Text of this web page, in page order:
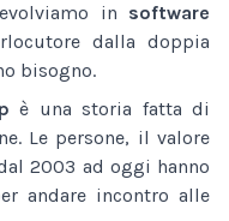
in software
dalla doppia
bisogno.
è una storia fatta di
Le persone, il valore
2003 ad oggi hanno
andare incontro alle